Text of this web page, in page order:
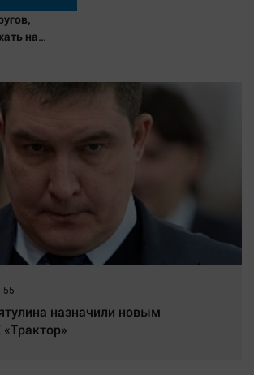
на
назначили новым